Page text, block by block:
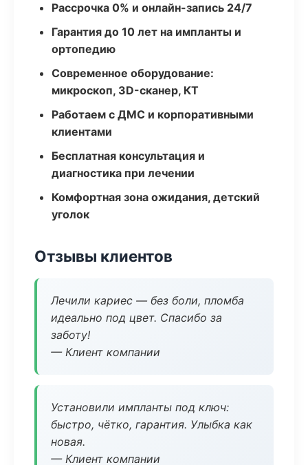
Рассрочка 0% и онлайн-запись 24/7
Гарантия до 10 лет на импланты и
ортопедию
Современное оборудование:
микроскоп, 3D-сканер, КТ
Работаем с ДМС и корпоративными
клиентами
Бесплатная консультация и
диагностика при лечении
Комфортная зона ожидания, детский
уголок
Отзывы клиентов
Лечили кариес — без боли, пломба
идеально под цвет. Спасибо за
заботу!
— Клиент компании
Установили импланты под ключ:
быстро, чётко, гарантия. Улыбка как
новая.
— Клиент компании